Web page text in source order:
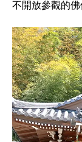
不開放參觀的佛